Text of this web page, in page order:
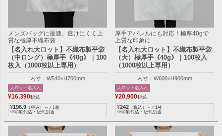
メンズバッグに最適。透けにくく上
質な極厚不織布袋
【名入れ大ロット】不織布製平袋
（中ロング）極厚手《40g》｜100
枚入（1000枚以上専用）
内寸：W540×H700mm
外寸：W550×H705mm
大ロット名入れ
¥16,390税込
¥196.9 （税込）～ ⁄ 1枚
※印刷代込・版代別途
厚手アパレルにも対応！極厚40gで
上質な印象に
【名入れ大ロット】不織布製平袋
（大）極厚手《40g》｜100枚入
（1000枚以上専用）
内寸：W600×H900mm
外寸：W610×H905mm
大ロット名入れ
¥20,900税込
¥242 （税込）～ ⁄ 1枚
※印刷代込・版代別途